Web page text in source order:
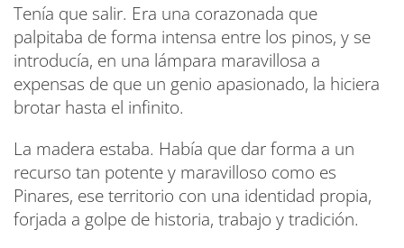
Tenía que salir. Era una corazonada que
palpitaba de forma intensa entre los pinos, y se
introducía, en una lámpara maravillosa a
expensas de que un genio apasionado, la hiciera
brotar hasta el infinito.
La madera estaba. Había que dar forma a un
recurso tan potente y maravilloso como es
Pinares, ese territorio con una identidad propia,
forjada a golpe de historia, trabajo y tradición.